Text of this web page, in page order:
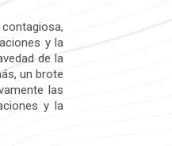
y la
de la
un brote
las
y la